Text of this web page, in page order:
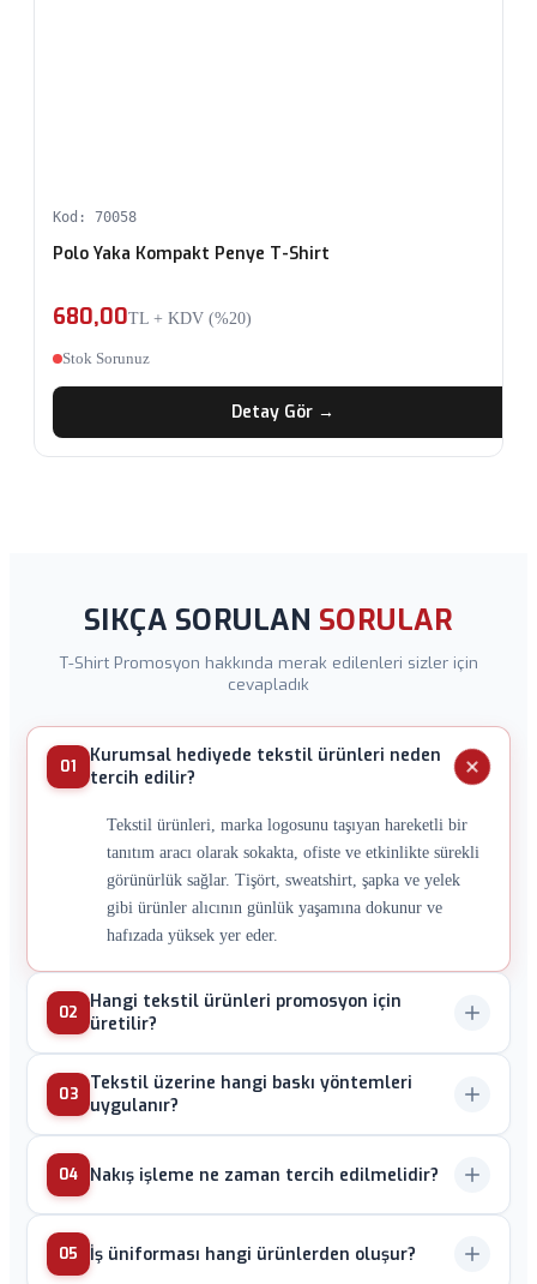
Kod: 70058
Polo Yaka Kompakt Penye T-Shirt
680,00TL + KDV (%20)
Stok Sorunuz
Detay Gör →
SIKÇA SORULAN SORULAR
T-Shirt Promosyon hakkında merak edilenleri sizler için
cevapladık
01
Kurumsal hediyede tekstil ürünleri neden
tercih edilir?
Tekstil ürünleri, marka logosunu taşıyan hareketli bir
tanıtım aracı olarak sokakta, ofiste ve etkinlikte sürekli
görünürlük sağlar. Tişört, sweatshirt, şapka ve yelek
gibi ürünler alıcının günlük yaşamına dokunur ve
hafızada yüksek yer eder.
02
Hangi tekstil ürünleri promosyon için
üretilir?
Tişört, sweatshirt, hoodie, yelek, mont, şapka, atkı,
bere, eşarp, havlu ve iş üniforması başlıca tekstil
seçenekler mevcuttur.
03
Tekstil üzerine hangi baskı yöntemleri
uygulanır?
dayanıklıdır. DTF (Direct to Film) baskı küçük
Sublimasyon polyester içerikli kumaşlarda kalıcı sonuç
04 Nakış işleme ne zaman tercih edilmelidir?
edilir; iplik dokusu üç boyutlu prestij yaratır. Yıkamaya
05 İş üniforması hangi ürünlerden oluşur?